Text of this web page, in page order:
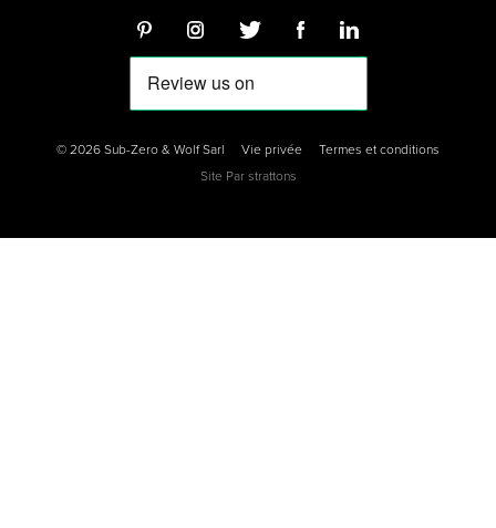
© 2026 Sub-Zero & Wolf Sarl Vie privée
Termes et conditions
Site Par strattons